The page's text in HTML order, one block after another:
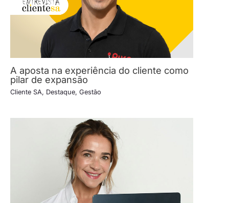
A aposta na experiência do cliente como
pilar de expansão
Cliente SA, Destaque, Gestão